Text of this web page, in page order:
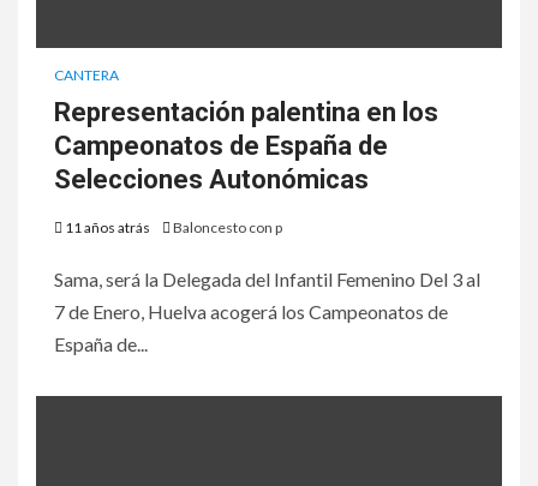
CANTERA
Representación palentina en los
Campeonatos de España de
Selecciones Autonómicas
11 años atrás Baloncesto con p
Sama, será la Delegada del Infantil Femenino Del 3 al
7 de Enero, Huelva acogerá los Campeonatos de
España de...